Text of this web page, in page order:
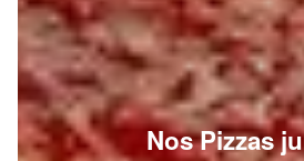
Nos Pizzas